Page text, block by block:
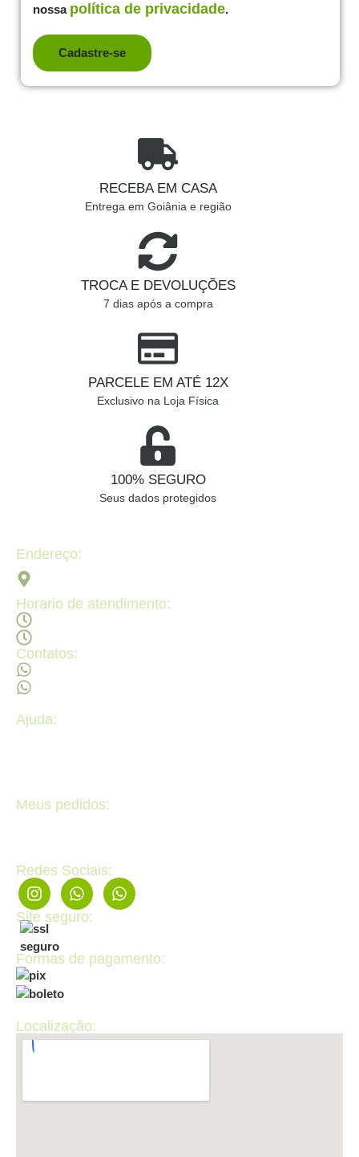
nossa política de privacidade.
Cadastre-se
RECEBA EM CASA
Entrega em Goiânia e região
TROCA E DEVOLUÇÕES
7 dias após a compra
PARCELE EM ATÉ 12X
Exclusivo na Loja Física
100% SEGURO
Seus dados protegidos
Endereço:
Horario de atendimento:
Contatos:
Ajuda:
Meus pedidos:
Redes Sociais:
Site seguro:
Formas de pagamento:
Localização: